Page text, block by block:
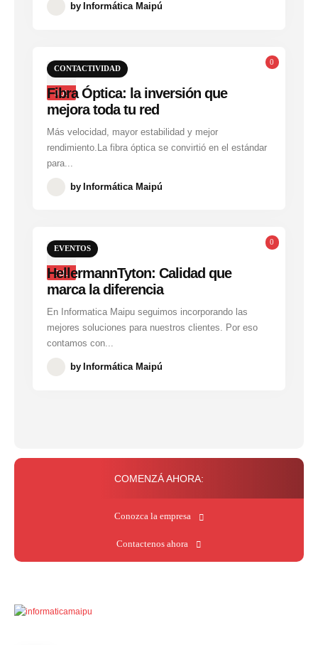
by Informática Maipú
19
JUL
0
CONTACTIVIDAD
Fibra Óptica: la inversión que
mejora toda tu red
Más velocidad, mayor estabilidad y mejor
rendimiento.La fibra óptica se convirtió en el estándar
para...
by Informática Maipú
21
JUL
0
EVENTOS
HellermannTyton: Calidad que
marca la diferencia
En Informatica Maipu seguimos incorporando las
mejores soluciones para nuestros clientes. Por eso
contamos con...
by Informática Maipú
COMENZÁ AHORA:
Conozca la empresa
Contactenos ahora